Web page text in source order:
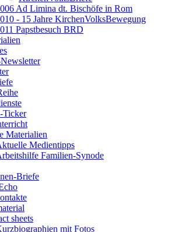
Ad Limina dt. Bischöfe in Rom
- 15 Jahre KirchenVolksBewegung
Papstbesuch BRD
Ticker
Materialien
Medientipps
Familien-Synode
Briefe
sheets
mit Fotos